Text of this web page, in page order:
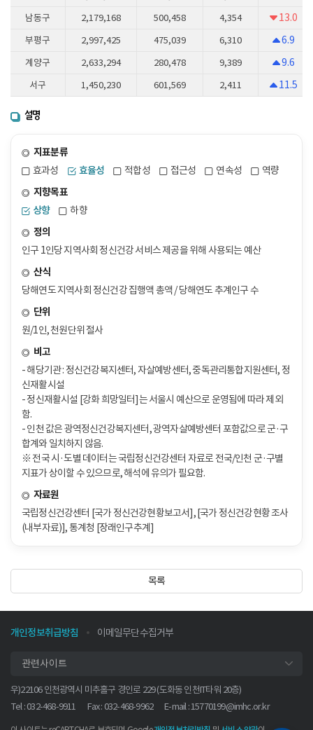
남동구 2,179,168 500,458 4,354 13.0
부평구 2,997,425 475,039 6,310 6.9
계양구 2,633,294 280,478 9,389 9.6
서구 1,450,230 601,569 2,411 11.5
설명
지표분류
효과성
효율성 적합성 접근성 연속성
역량
지향목표
상향
하향
정의
인구 1인당 지역사회 정신건강 서비스 제공을 위해 사용되는 예산
산식
당해연도 지역사회 정신건강 집행액 총액 / 당해연도 추계인구 수
단위
원/1인, 천원단위 절사
비고
- 해당기관 : 정신건강복지센터, 자살예방센터, 중독관리통합지원센터, 정
신재활시설
- 정신재활시설 [강화 희망일터]는 서울시 예산으로 운영됨에 따라 제외
함.
- 인천 값은 광역정신건강복지센터, 광역자살예방센터 포함값으로 군·구
합계와 일치하지 않음.
※ 전국 시·도별 데이터는 국립정신건강센터 자료로 전국/인천 군·구별
지표가 상이할 수 있으므로, 해석에 유의가 필요함.
자료원
국립정신건강센터 [국가 정신건강현황보고서], [국가 정신건강현황 조사
(내부자료)], 통계청 [장래인구추계]
목록
개인정보취급방침 이메일무단수집거부
관련사이트
우)22106 인천광역시 미추홀구 경인로 229 (도화동 인천IT타워 20층)
Tel : 032-468-9911
Fax : 032-468-9962 E-mail :15770199@imhc.or.kr